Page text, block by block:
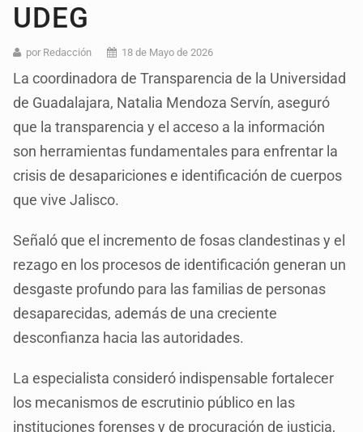
UDEG
por Redacción 18 de Mayo de 2026
La coordinadora de Transparencia de la Universidad
de Guadalajara, Natalia Mendoza Servín, aseguró
que la transparencia y el acceso a la información
son herramientas fundamentales para enfrentar la
crisis de desapariciones e identificación de cuerpos
que vive Jalisco.
Señaló que el incremento de fosas clandestinas y el
rezago en los procesos de identificación generan un
desgaste profundo para las familias de personas
desaparecidas, además de una creciente
desconfianza hacia las autoridades.
La especialista consideró indispensable fortalecer
los mecanismos de escrutinio público en las
instituciones forenses y de procuración de justicia,